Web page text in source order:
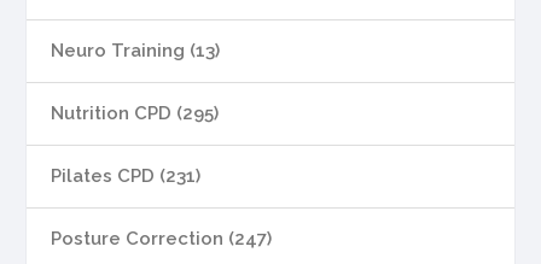
Neuro Training (13)
Nutrition CPD (295)
Pilates CPD (231)
Posture Correction (247)